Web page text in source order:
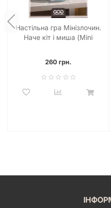
Настільна гра Мінізлочин.
Наче кіт і миша (Mini
260 грн.